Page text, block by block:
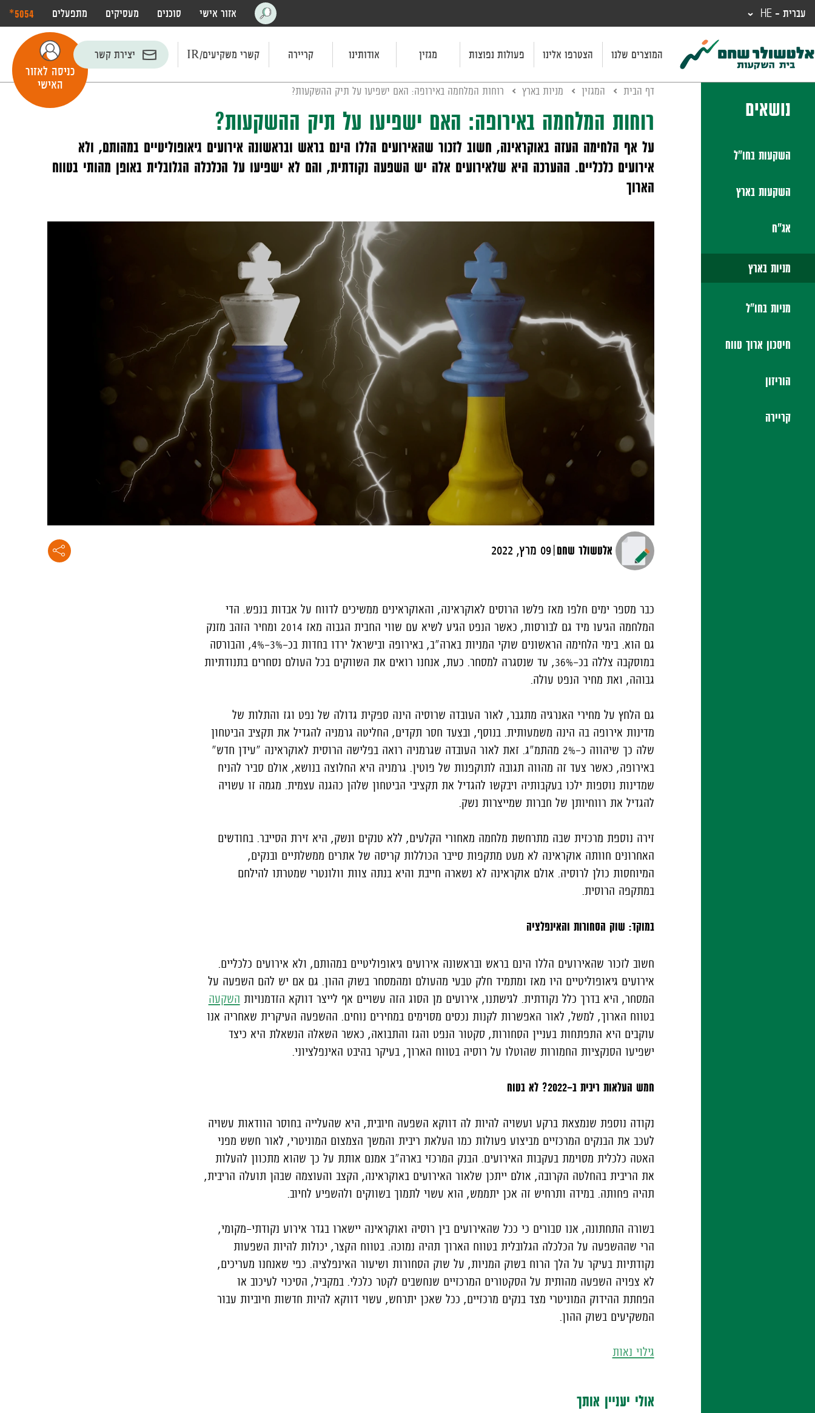
עברית - HE
פתח
אזור אישי סוכנים מעסיקים מתפעלים ‎*5054
המוצרים שלנו הצטרפו אלינו פעולות נפוצות מגזין אודותינו קריירה קשרי משקיעים/IR יצירת קשר
כניסה לאזור
האישי
נושאים
השקעות בחו"ל
השקעות בארץ
אג"ח
מניות בארץ
מניות בחו"ל
חיסכון ארוך טווח
הוריזון
קריירה
דף הבית המגזין מניות בארץ רוחות המלחמה באירופה: האם ישפיעו על תיק ההשקעות?
רוחות המלחמה באירופה: האם ישפיעו על תיק ההשקעות?
על אף הלחימה העזה באוקראינה, חשוב לזכור שהאירועים הללו הינם בראש ובראשונה אירועים גיאופוליטיים במהותם, ולא
אירועים כלכליים. ההערכה היא שלאירועים אלה יש השפעה נקודתית, והם לא ישפיעו על הכלכלה הגלובלית באופן מהותי בטווח
הארוך
אלטשולר שחם|09 מרץ, 2022
כבר מספר ימים חלפו מאז פלשו הרוסים לאוקראינה, והאוקראינים ממשיכים לדווח על אבדות בנפש. הדי
המלחמה הגיעו מיד גם לבורסות, כאשר הנפט הגיע לשיא עם שווי החבית הגבוה מאז 2014 ומחיר הזהב מזנק
גם הוא. בימי הלחימה הראשונים שוקי המניות בארה"ב, באירופה ובישראל ירדו בחדות בכ-3%-4%, והבורסה
במוסקבה צללה בכ-36%, עד שנסגרה למסחר. כעת, אנחנו רואים את השווקים בכל העולם נסחרים בתנודתיות
גבוהה, ואת מחיר הנפט עולה.
גם הלחץ על מחירי האנרגיה מתגבר, לאור העובדה שרוסיה הינה ספקית גדולה של נפט וגז והתלות של
מדינות אירופה בה הינה משמעותית. בנוסף, ובצעד חסר תקדים, החליטה גרמניה להגדיל את תקציב הביטחון
שלה כך שיהווה כ-2% מהתמ"ג. זאת לאור העובדה שגרמניה רואה בפלישה הרוסית לאוקראינה "עידן חדש"
באירופה, כאשר צעד זה מהווה תגובה לתוקפנות של פוטין. גרמניה היא החלוצה בנושא, אולם סביר להניח
שמדינות נוספות ילכו בעקבותיה ויבקשו להגדיל את תקציבי הביטחון שלהן כהגנה עצמית. מגמה זו עשויה
להגדיל את רווחיותן של חברות שמייצרות נשק.
זירה נוספת מרכזית שבה מתרחשת מלחמה מאחורי הקלעים, ללא טנקים ונשק, היא זירת הסייבר. בחודשים
האחרונים חוותה אוקראינה לא מעט מתקפות סייבר הכוללות קריסה של אתרים ממשלתיים ובנקים,
המיוחסות כולן לרוסיה. אולם אוקראינה לא נשארה חייבת והיא בנתה צוות וולונטרי שמטרתו להילחם
במתקפה הרוסית.
במוקד: שוק הסחורות והאינפלציה
חשוב לזכור שהאירועים הללו הינם בראש ובראשונה אירועים גיאופוליטיים במהותם, ולא אירועים כלכליים.
אירועים גיאופוליטיים היו מאז ומתמיד חלק טבעי מהעולם ומהמסחר בשוק ההון. גם אם יש להם השפעה על
המסחר, היא בדרך כלל נקודתית. לגישתנו, אירועים מן הסוג הזה עשויים אף לייצר דווקא הזדמנויות השקעה
בטווח הארוך, למשל, לאור האפשרות לקנות נכסים מסוימים במחירים נוחים. ההשפעה העיקרית שאחריה אנו
עוקבים היא התפתחות בעניין הסחורות, סקטור הנפט והגז והתבואה, כאשר השאלה הנשאלת היא כיצד
ישפיעו הסנקציות החמורות שהוטלו על רוסיה בטווח הארוך, בעיקר בהיבט האינפלציוני.
חמש העלאות ריבית ב-2022? לא בטוח
נקודה נוספת שנמצאת ברקע ועשויה להיות לה דווקא השפעה חיובית, היא שהעלייה בחוסר הוודאות עשויה
לעכב את הבנקים המרכזיים מביצוע פעולות כמו העלאת ריבית והמשך הצמצום המוניטרי, לאור חשש מפני
האטה כלכלית מסוימת בעקבות האירועים. הבנק המרכזי בארה"ב אמנם אותת על כך שהוא מתכוון להעלות
את הריבית בהחלטה הקרובה, אולם ייתכן שלאור האירועים באוקראינה, הקצב והעוצמה שבהן תועלה הריבית,
תהיה פחותה. במידה ותרחיש זה אכן יתממש, הוא עשוי לתמוך בשווקים ולהשפיע לחיוב.
בשורה התחתונה, אנו סבורים כי ככל שהאירועים בין רוסיה ואוקראינה יישארו בגדר אירוע נקודתי-מקומי,
הרי שההשפעה על הכלכלה הגלובלית בטווח הארוך תהיה נמוכה. בטווח הקצר, יכולות להיות השפעות
נקודתיות בעיקר על הלך הרוח בשוק המניות, על שוק הסחורות ושיעור האינפלציה. כפי שאנחנו מעריכים,
לא צפויה השפעה מהותית על הסקטורים המרכזיים שנחשבים לקטר כלכלי. במקביל, הסיכוי לעיכוב או
הפחתת ההידוק המוניטרי מצד בנקים מרכזיים, ככל שאכן יתרחש, עשוי דווקא להיות חדשות חיוביות עבור
המשקיעים בשוק ההון.
גילוי נאות
אולי יעניין אותך